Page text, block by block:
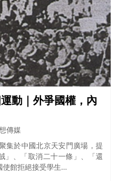
動｜外爭國權，內
傳媒
集於中國北京天安門廣場，提
」、「取消二十一條」、「還
館拒絕接受學生...